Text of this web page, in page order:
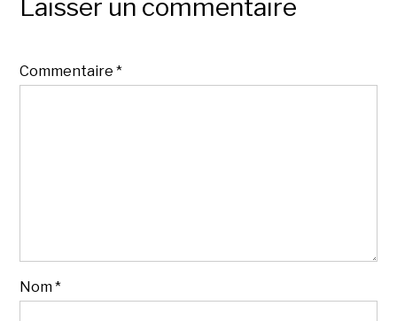
Laisser un commentaire
Commentaire*
Nom*